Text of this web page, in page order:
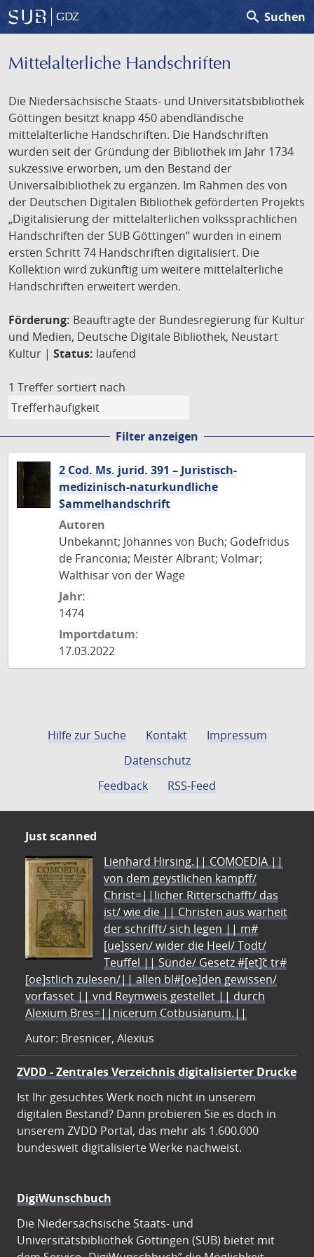
GDZ search Suchen
Mittelalterliche Handschriften
Die Niedersächsische Staats- und Universitätsbibliothek
Göttingen besitzt knapp 450 abendländische
mittelalterliche Handschriften. Die Handschriften
wurden seit der Gründung der Bibliothek im Jahr 1734
sukzessive erworben, um den Bestand der
Universalbibliothek zu ergänzen. Im Rahmen des von
der Deutschen Digitalen Bibliothek geförderten Projekts
„Digitalisierung der mittelalterlichen volkssprachlichen
Handschriften der SUB Göttingen“ wurden in einem
ersten Schritt 74 Handschriften digitalisiert. Die
Kollektion wird zukünftig um weitere mittelalterliche
Handschriften erweitert werden.
Förderung: Beauftragte der Bundesregierung für Kultur
und Medien, Deutsche Digitale Bibliothek, Neustart
Kultur | Status: laufend
1 Treffer sortiert nach
Filter anzeigen
2 Cod. Ms. jurid. 391 – Juristisch-
medizinisch-naturkundliche
Sammelhandschrift
Autoren
Unbekannt; Johannes von Buch; Godefridus
de Franconia; Meister Albrant; Volmar;
Walthisar von der Wage
Jahr:
1474
Importdatum:
17.03.2022
Hilfe zur Suche Kontakt
Impressum
Datenschutz
Feedback
RSS-Feed
Just scanned
Lienhard Hirsing.|| COMOEDIA ||
von dem geystlichen kampff/
Christ=||licher Ritterschafft/ das
ist/ wie die || Christen aus warheit
der schrifft/ sich legen || m#
[ue]ssen/ wider die Heel/ Todt/
Teuffel || Sünde/ Gesetz #[et]c̃ tr#
[oe]stlich zulesen/|| allen bl#[oe]den gewissen/
vorfasset || vnd Reymweis gestellet || durch
Alexium Bres=||nicerum Cotbusianum.||
Autor: Bresnicer, Alexius
ZVDD - Zentrales Verzeichnis digitalisierter Drucke
Ist Ihr gesuchtes Werk noch nicht in unserem
digitalen Bestand? Dann probieren Sie es doch in
unserem ZVDD Portal, das mehr als 1.600.000
bundesweit digitalisierte Werke nachweist.
DigiWunschbuch
Die Niedersächsische Staats- und
Universitätsbibliothek Göttingen (SUB) bietet mit